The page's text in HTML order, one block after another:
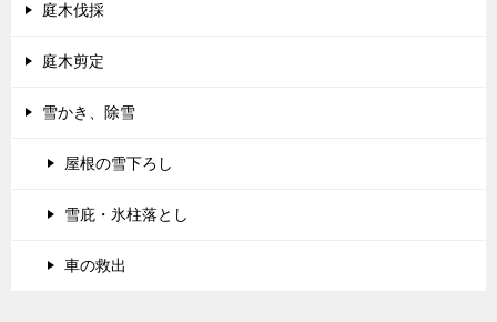
庭木伐採
庭木剪定
雪かき、除雪
屋根の雪下ろし
雪庇・氷柱落とし
車の救出